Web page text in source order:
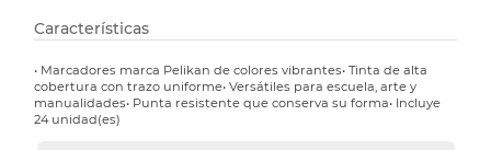
Características
• Marcadores marca Pelikan de colores vibrantes• Tinta de alta
cobertura con trazo uniforme• Versátiles para escuela, arte y
manualidades• Punta resistente que conserva su forma• Incluye
24 unidad(es)